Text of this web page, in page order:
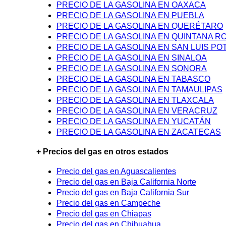
PRECIO DE LA GASOLINA EN OAXACA
PRECIO DE LA GASOLINA EN PUEBLA
PRECIO DE LA GASOLINA EN QUERÉTARO
PRECIO DE LA GASOLINA EN QUINTANA
PRECIO DE LA GASOLINA EN SAN LUIS
PRECIO DE LA GASOLINA EN SINALOA
PRECIO DE LA GASOLINA EN SONORA
PRECIO DE LA GASOLINA EN TABASCO
PRECIO DE LA GASOLINA EN TAMAULIPAS
PRECIO DE LA GASOLINA EN TLAXCALA
PRECIO DE LA GASOLINA EN VERACRUZ
PRECIO DE LA GASOLINA EN YUCATÁN
PRECIO DE LA GASOLINA EN ZACATECAS
+ Precios del gas en otros estados
Precio del gas en Aguascalientes
Precio del gas en Baja California Norte
Precio del gas en Baja California Sur
Precio del gas en Campeche
Precio del gas en Chiapas
Precio del gas en Chihuahua